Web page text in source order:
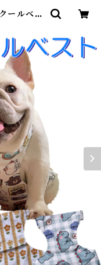
ールベス